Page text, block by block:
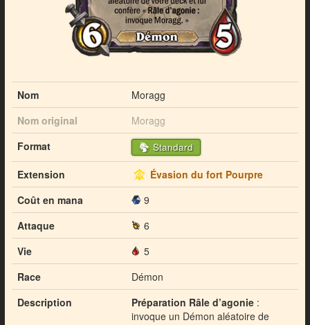
Nom
Moragg
Nom original
Moragg
Format
Standard
Extension
Évasion du fort Pourpre
Coût en mana
9
Attaque
6
Vie
5
Race
Démon
Description
Préparation Râle d’agonie:
invoque un Démon aléatoire de